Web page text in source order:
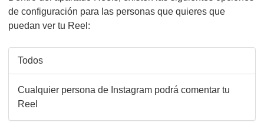
de configuración para las personas que quieres que
puedan ver tu Reel:
Todos
Cualquier persona de Instagram podrá comentar tu
Reel